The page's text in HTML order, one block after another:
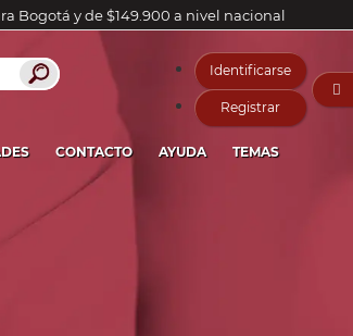
Bogotá y de $149.900 a nivel nacional
Identificarse
Registrar

CONTACTO AYUDA TEMAS